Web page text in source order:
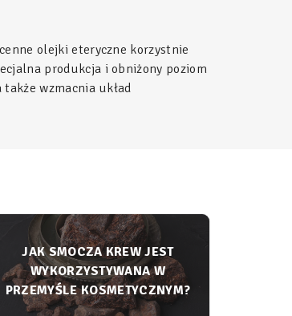
olejki eteryczne korzystnie
produkcja i obniżony poziom
wzmacnia układ
JAK SMOCZA KREW JEST
WYKORZYSTYWANA W
PRZEMYŚLE KOSMETYCZNYM?